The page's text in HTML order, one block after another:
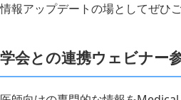
情報アップデートの場としてぜひ
学会との連携ウェビナー